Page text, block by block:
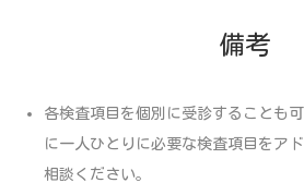
備考
各検査項目を個別に受診することも
に一人ひとりに必要な検査項目をア
相談ください。